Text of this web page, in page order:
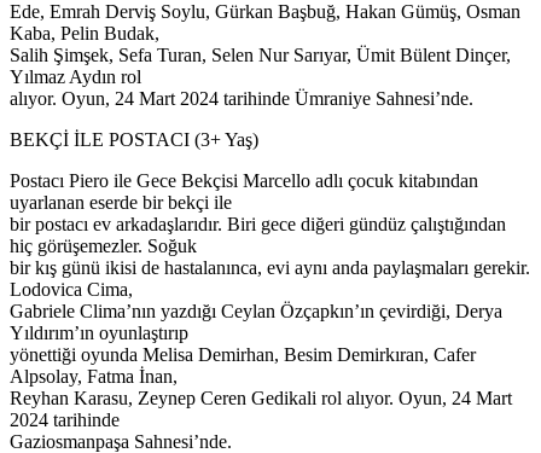
Ede, Emrah Derviş Soylu, Gürkan Başbuğ, Hakan Gümüş, Osman
Kaba, Pelin Budak,
Salih Şimşek, Sefa Turan, Selen Nur Sarıyar, Ümit Bülent Dinçer,
Yılmaz Aydın rol
alıyor. Oyun, 24 Mart 2024 tarihinde Ümraniye Sahnesi’nde.
BEKÇİ İLE POSTACI (3+ Yaş)
Postacı Piero ile Gece Bekçisi Marcello adlı çocuk kitabından
uyarlanan eserde bir bekçi ile
bir postacı ev arkadaşlarıdır. Biri gece diğeri gündüz çalıştığından
hiç görüşemezler. Soğuk
bir kış günü ikisi de hastalanınca, evi aynı anda paylaşmaları gerekir.
Lodovica Cima,
Gabriele Clima’nın yazdığı Ceylan Özçapkın’ın çevirdiği, Derya
Yıldırım’ın oyunlaştırıp
yönettiği oyunda Melisa Demirhan, Besim Demirkıran, Cafer
Alpsolay, Fatma İnan,
Reyhan Karasu, Zeynep Ceren Gedikali rol alıyor. Oyun, 24 Mart
2024 tarihinde
Gaziosmanpaşa Sahnesi’nde.